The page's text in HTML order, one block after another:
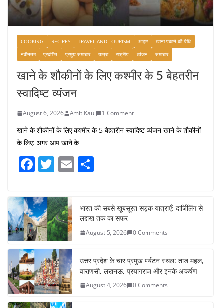
COOKING RECIPES TRAVEL AND TOURISM आहार
खाना पकाने की विधि
नवीनतम
प्रदर्शित प्रमुख समाचार यात्रा राष्ट्रीय व्यंजन समाचार
खाने के शौकीनों के लिए कश्मीर के 5 बेहतरीन
स्वादिष्ट व्यंजन
August 6, 2026 Amit Kaul 1 Comment
खाने के शौकीनों के लिए कश्मीर के 5 बेहतरीन स्वादिष्ट व्यंजन खाने के शौकीनों
के लिए: अगर आप खाने के
F
c
e
b
o
o
k
T
itt
er
E
e
भारत की सबसे खूबसूरत सड़क यात्राएँ: दार्जिलिंग से
लद्दाख तक का सफर
August 5, 2026 0 Comments
उत्तर प्रदेश के चार प्रमुख पर्यटन स्थल: ताज महल,
वाराणसी, लखनऊ, प्रयागराज और इनके आकर्षण
August 4, 2026 0 Comments